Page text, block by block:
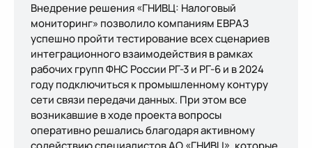
Внедрение решения «ГНИВЦ: Налоговый
мониторинг» позволило компаниям ЕВРАЗ
успешно пройти тестирование всех сценариев
интеграционного взаимодействия в рамках
рабочих групп ФНС России РГ-3 и РГ-6 и в 2024
году подключиться к промышленному контуру
сети связи передачи данных. При этом все
возникавшие в ходе проекта вопросы
оперативно решались благодаря активному